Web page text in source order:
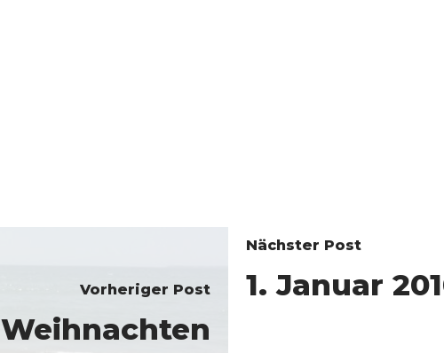
Vorheriger Post
Weihnachten
Nächster Post
1. Januar